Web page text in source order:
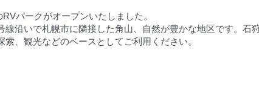
パークがオープンいたしました。
沿いで札幌市に隣接した角山、自然が豊かな地区です。石
、観光などのベースとしてご利用ください。